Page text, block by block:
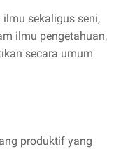
ilmu sekaligus seni,
ilmu pengetahuan,
secara umum
produktif yang